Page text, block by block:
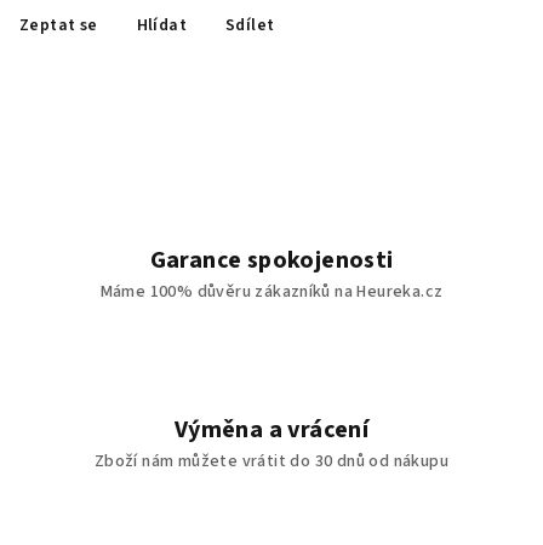
Zeptat se Hlídat Sdílet
Garance spokojenosti
Máme 100% důvěru zákazníků na Heureka.cz
Výměna a vrácení
Zboží nám můžete vrátit do 30 dnů od nákupu